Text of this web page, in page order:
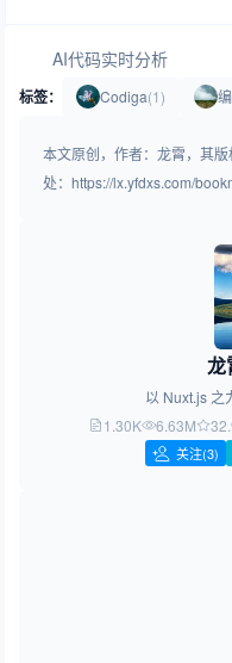
AI代码实时分析
标签： Codiga(1)
本文原创，作者：龙霄，其
处：https://lx.yfdxs.com/
龙
以 Nuxt.js 之
1.30K
6.63M
关注(3)